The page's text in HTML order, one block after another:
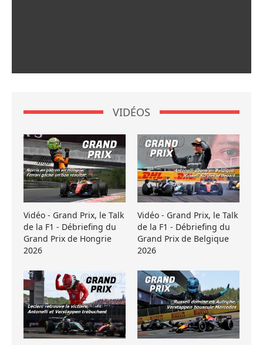
VIDÉOS
Vidéo - Grand Prix, le Talk
de la F1 - Débriefing du
Grand Prix de Hongrie
2026
Vidéo - Grand Prix, le Talk
de la F1 - Débriefing du
Grand Prix de Belgique
2026